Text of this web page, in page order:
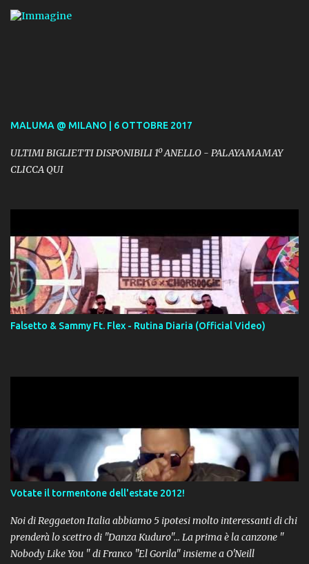
MALUMA @ MILANO | 6 OTTOBRE 2017
ULTIMI BIGLIETTI DISPONIBILI 1º ANELLO - PALAYAMAMAY
CLICCA QUI
Falsetto & Sammy Ft. Flex - Rutina Diaria (Official Video)
Votate il tormentone dell'estate 2012!
Noi di Reggaeton Italia abbiamo 5 ipotesi molto interessanti di chi
prenderà lo scettro di "Danza Kuduro"... La prima è la canzone "
Nobody Like You " di Franco "El Gorila" insieme a O'Neill